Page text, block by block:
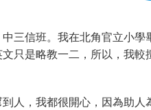
三信班。我在北角官立小
只是略教一二，所以，我較
人，我都很開心，因為助人